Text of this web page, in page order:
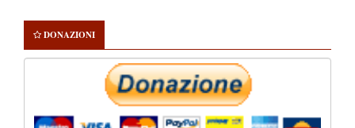
DONAZIONI